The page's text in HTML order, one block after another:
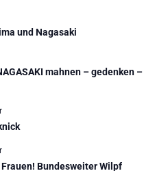
und Nagasaki
mahnen – gedenken –
Bundesweiter Wilpf